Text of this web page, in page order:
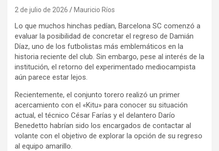
2 de julio de 2026 Mauricio Ríos
Lo que muchos hinchas pedían, Barcelona SC comenzó a
evaluar la posibilidad de concretar el regreso de Damián
Díaz, uno de los futbolistas más emblemáticos en la
historia reciente del club. Sin embargo, pese al interés de la
institución, el retorno del experimentado mediocampista
aún parece estar lejos.
Recientemente, el conjunto torero realizó un primer
acercamiento con el «Kitu» para conocer su situación
actual, el técnico César Farías y el delantero Darío
Benedetto habrían sido los encargados de contactar al
volante con el objetivo de explorar la opción de su regreso
al equipo amarillo.